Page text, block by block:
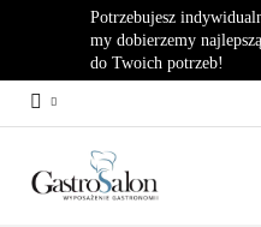
Potrzebujesz
my dobierzemy
do Twoich potrzeb!